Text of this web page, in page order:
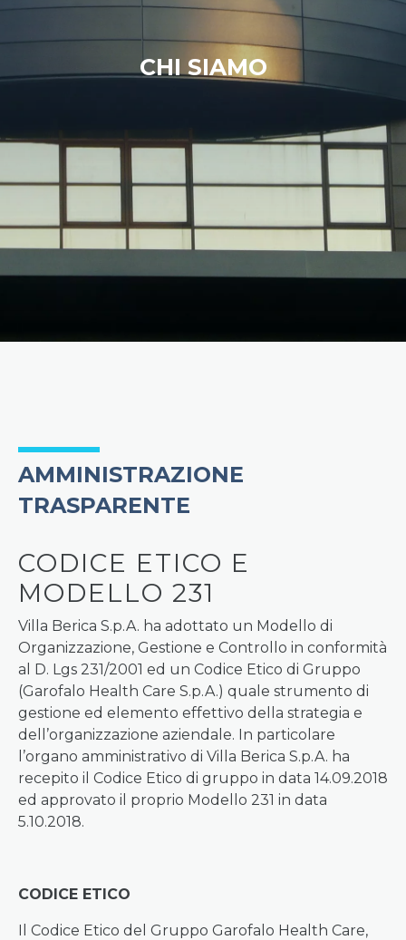
CHI SIAMO
AMMINISTRAZIONE
TRASPARENTE
CODICE ETICO E
MODELLO 231
Villa Berica S.p.A. ha adottato un Modello di
Organizzazione, Gestione e Controllo in conformità
al D. Lgs 231/2001 ed un Codice Etico di Gruppo
(Garofalo Health Care S.p.A.) quale strumento di
gestione ed elemento effettivo della strategia e
dell’organizzazione aziendale. In particolare
l’organo amministrativo di Villa Berica S.p.A. ha
recepito il Codice Etico di gruppo in data 14.09.2018
ed approvato il proprio Modello 231 in data
5.10.2018.
CODICE ETICO
Il Codice Etico del Gruppo Garofalo Health Care,